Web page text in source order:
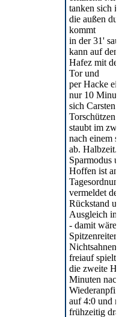
tanken sich
die außen
kommt
in der 31'
kann auf den
Hafez mit dem
Tor und
per Hacke
nur 10
sich Carsten
Torschützen
staubt im
nach einem
ab. Halbzeit.
Sparmodus
Hoffen ist an
vermeldet der
Rückstand und
Ausgleich im
- damit wäre
Spitzenreiter.
Nichtsahnend
freiauf spielten
die zweite
Minuten nach
Wiederanpfiff
auf 4:0 und
frühzeitig